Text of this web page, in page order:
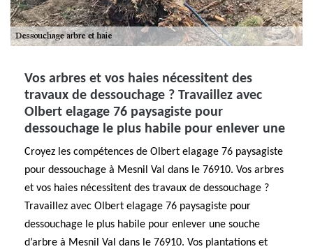
Vos arbres et vos haies nécessitent des
travaux de dessouchage ? Travaillez avec
Olbert elagage 76 paysagiste pour
dessouchage le plus habile pour enlever une
Croyez les compétences de Olbert elagage 76 paysagiste
pour dessouchage à Mesnil Val dans le 76910. Vos arbres
et vos haies nécessitent des travaux de dessouchage ?
Travaillez avec Olbert elagage 76 paysagiste pour
dessouchage le plus habile pour enlever une souche
d’arbre à Mesnil Val dans le 76910. Vos plantations et